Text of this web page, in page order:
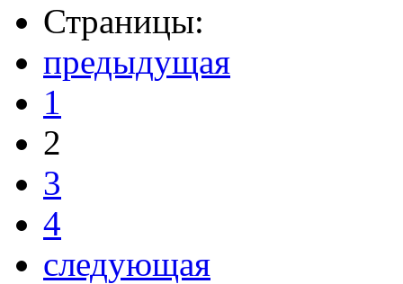
Страницы:
предыдущая
1
2
3
4
следующая